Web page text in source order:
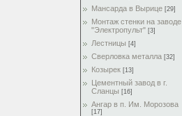
Мансарда в Вырице [29]
Монтаж стенки на заводе
"Электропульт" [3]
Лестницы [4]
Сверловка металла [32]
Козырек [13]
Цементный завод в г.
Сланцы [16]
Ангар в п. Им. Морозова
[17]